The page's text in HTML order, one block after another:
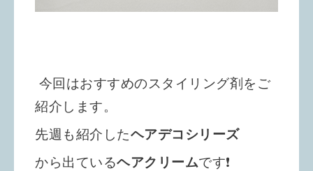
今回はおすすめのスタイリング剤をご
紹介します。
先週も紹介したヘアデコシリーズ
から出ているヘアクリームです❗️